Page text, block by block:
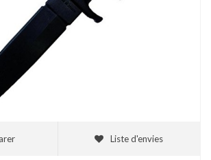
Liste d'envies